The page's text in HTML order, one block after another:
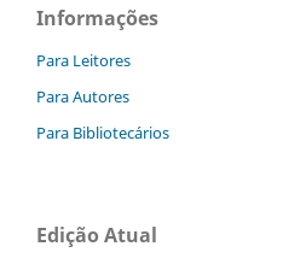
Informações
Para Leitores
Para Autores
Para Bibliotecários
Edição Atual